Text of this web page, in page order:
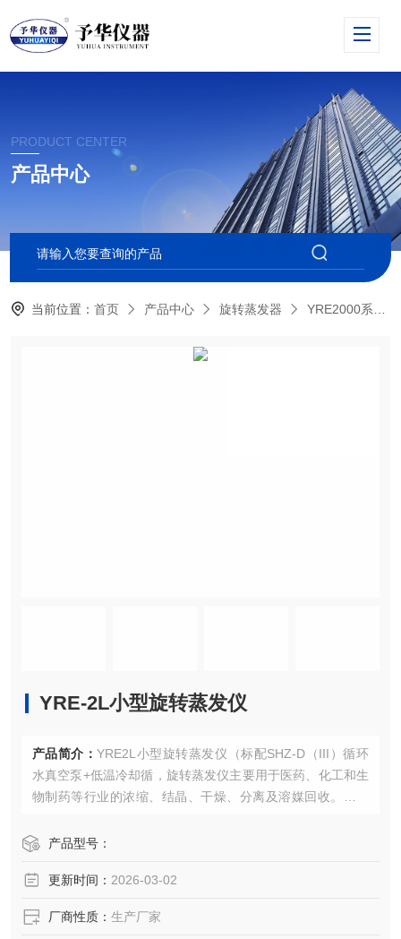
PRODUCT CENTER
产品中心
当前位置：首页 产品中心 旋转蒸发器 YRE2000系列
YRE-2L小型旋转蒸发仪
产品简介： YRE2L小型旋转蒸发仪（标配SHZ-D（III）循环
水真空泵+低温冷却循，旋转蒸发仪主要用于医药、化工和生
物制药等行业的浓缩、结晶、干燥、分离及溶媒回收。其原
瓶壁形成大面积薄膜，高效蒸发。溶媒蒸气经高效玻璃冷凝
高温容易分解变性的生物制品的浓缩提纯。
产品型号：
更新时间： 2026-03-02
厂商性质： 生产厂家